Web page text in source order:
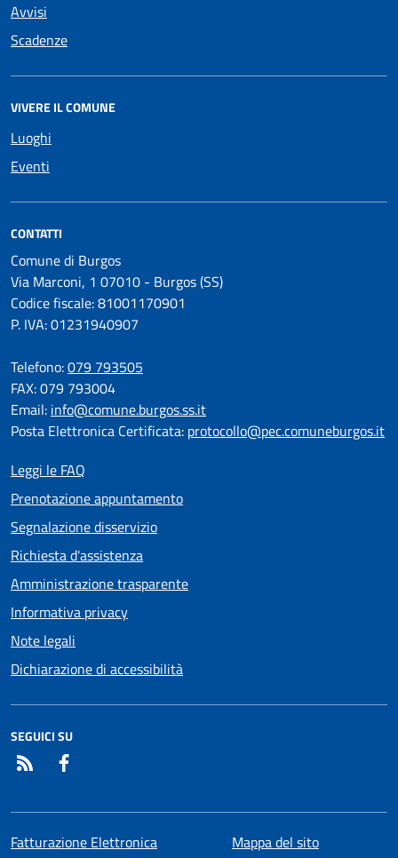
Avvisi
Scadenze
VIVERE IL COMUNE
Luoghi
Eventi
CONTATTI
Comune di Burgos
Via Marconi, 1 07010 - Burgos (SS)
Codice fiscale: 81001170901
P. IVA: 01231940907
Telefono:079 793505
FAX: 079 793004
Email: info@comune.burgos.ss.it
Posta Elettronica Certificata: protocollo@pec.comuneburgos.it
Leggi le FAQ
Prenotazione appuntamento
Segnalazione disservizio
Richiesta d'assistenza
Amministrazione trasparente
Informativa privacy
Note legali
Dichiarazione di accessibilità
SEGUICI SU
RSS
Fatturazione Elettronica
Mappa del sito